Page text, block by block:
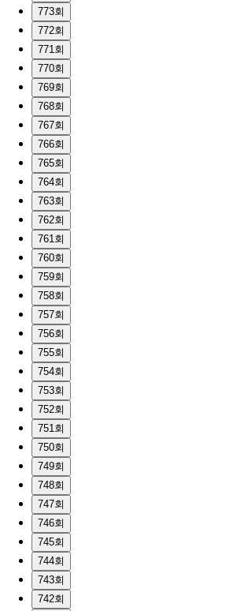
773회
772회
771회
770회
769회
768회
767회
766회
765회
764회
763회
762회
761회
760회
759회
758회
757회
756회
755회
754회
753회
752회
751회
750회
749회
748회
747회
746회
745회
744회
743회
742회